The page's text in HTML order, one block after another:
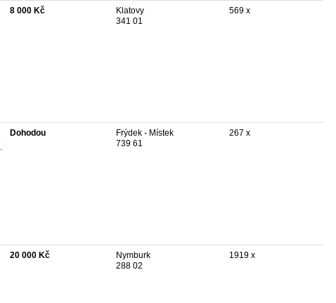
8 000 Kč
Klatovy
341 01
569 x
Dohodou
Frýdek - Místek
739 61
267 x
20 000 Kč
Nymburk
288 02
1919 x